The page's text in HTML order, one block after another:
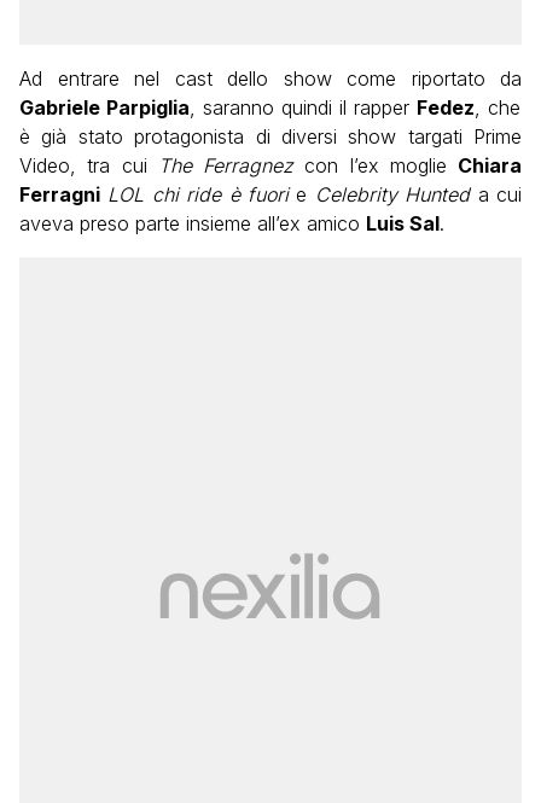
Ad entrare nel cast dello show come riportato da
Gabriele Parpiglia, saranno quindi il rapper Fedez, che
è già stato protagonista di diversi show targati Prime
Video, tra cui The Ferragnezcon l’ex moglie Chiara
Ferragni LOL chi ride è fuorie Celebrity Hunteda cui
aveva preso parte insieme all’ex amico Luis Sal.